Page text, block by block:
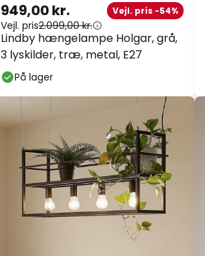
Lindby hængelampe Holgar, grå,
3 lyskilder, træ, metal, E27
949,00 kr. Vejl. pris -54%
Vejl. pris2.099,00 kr.
På lager